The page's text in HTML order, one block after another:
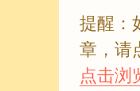
提醒：
章，请
点击浏